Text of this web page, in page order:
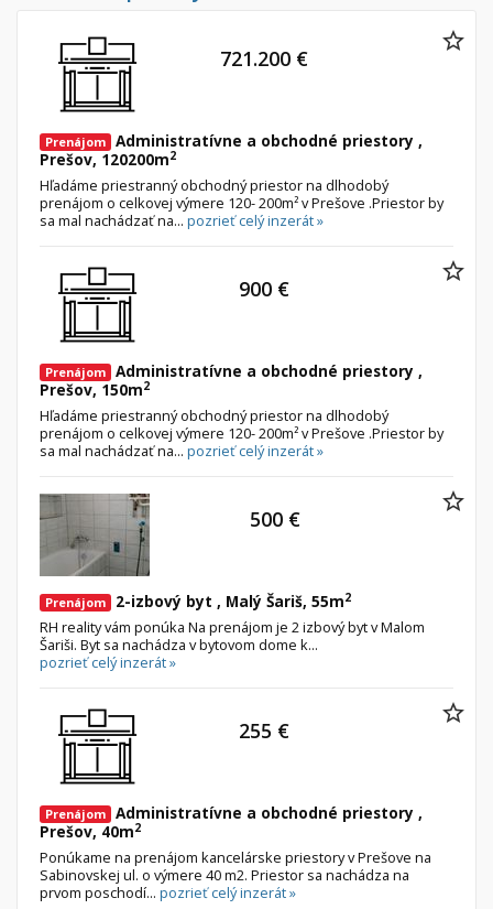
Prenájom Administratívne a obchodné priestory ,
Prešov, 120200m2
Hľadáme priestranný obchodný priestor na dlhodobý
prenájom o celkovej výmere 120- 200m² v Prešove .Priestor by
sa mal nachádzať na... pozrieť celý inzerát »
721.200 €
Prenájom Administratívne a obchodné priestory ,
Prešov, 150m2
Hľadáme priestranný obchodný priestor na dlhodobý
prenájom o celkovej výmere 120- 200m² v Prešove .Priestor by
sa mal nachádzať na... pozrieť celý inzerát »
900 €
Prenájom 2-izbový byt , Malý Šariš, 55m2
RH reality vám ponúka Na prenájom je 2 izbový byt v Malom
Šariši. Byt sa nachádza v bytovom dome k...
pozrieť celý inzerát »
500 €
Prenájom Administratívne a obchodné priestory ,
Prešov, 40m2
Ponúkame na prenájom kancelárske priestory v Prešove na
Sabinovskej ul. o výmere 40 m2. Priestor sa nachádza na
prvom poschodí... pozrieť celý inzerát »
255 €